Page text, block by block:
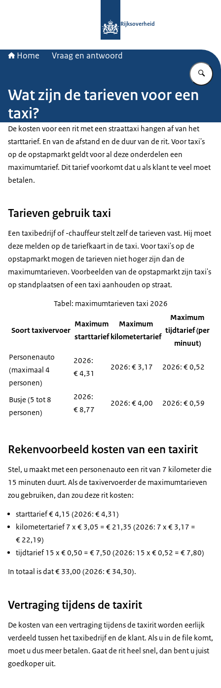
Rijksoverheid
Home Vraag en antwoord
Wat zijn de tarieven voor een
taxi?
De kosten voor een rit met een straattaxi hangen af van het
starttarief. En van de afstand en de duur van de rit. Voor taxi's
op de opstapmarkt geldt voor al deze onderdelen een
maximumtarief. Dit tarief voorkomt dat u als klant te veel moet
betalen.
Tarieven gebruik taxi
Een taxibedrijf of -chauffeur stelt zelf de tarieven vast. Hij moet
deze melden op de tariefkaart in de taxi. Voor taxi's op de
opstapmarkt mogen de tarieven niet hoger zijn dan de
maximumtarieven. Voorbeelden van de opstapmarkt zijn taxi's
op standplaatsen of een taxi aanhouden op straat.
Tabel: maximumtarieven taxi 2026
Soort taxivervoer
Maximum
starttarief
Maximum
kilometertarief
Maximum
tijdtarief (per
minuut)
Personenauto
(maximaal 4
personen)
2026:
€ 4,31
2026: € 3,17 2026: € 0,52
Busje (5 tot 8
personen)
2026:
€ 8,77
2026: € 4,00 2026: € 0,59
Rekenvoorbeeld kosten van een taxirit
Stel, u maakt met een personenauto een rit van 7 kilometer die
15 minuten duurt. Als de taxivervoerder de maximumtarieven
zou gebruiken, dan zou deze rit kosten:
starttarief € 4,15 (2026: € 4,31)
kilometertarief 7 x € 3,05 = € 21,35 (2026: 7 x € 3,17 =
€ 22,19)
tijdtarief 15 x € 0,50 = € 7,50 (2026: 15 x € 0,52 = € 7,80)
In totaal is dat € 33,00 (2026: € 34,30).
Vertraging tijdens de taxirit
De kosten van een vertraging tijdens de taxirit worden eerlijk
verdeeld tussen het taxibedrijf en de klant. Als u in de file komt,
moet u dus meer betalen. Gaat de rit heel snel, dan bent u juist
goedkoper uit.